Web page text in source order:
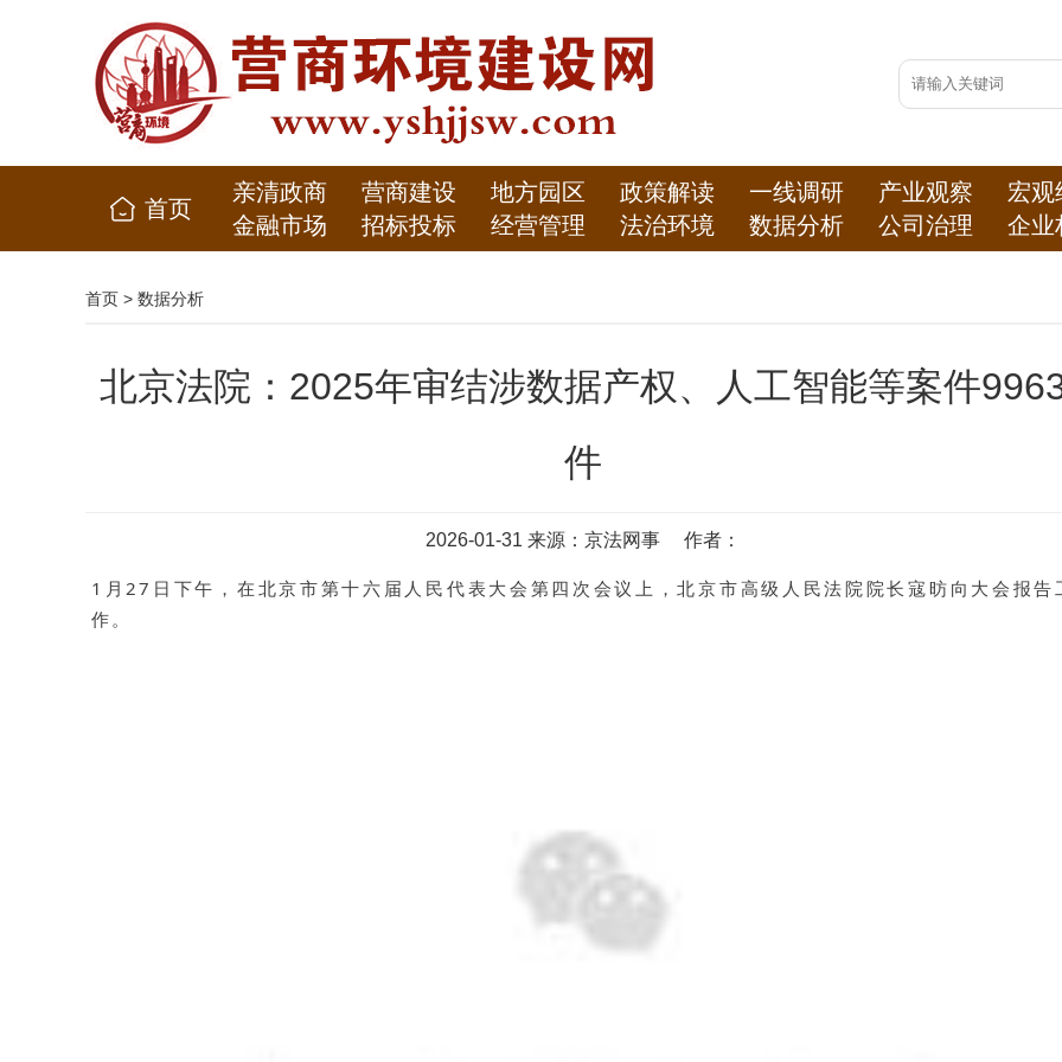
首页
亲清政商 营商建设 地方园区 政策解读 一线调研 产业观察
宏观
金融市场
招标投标 经营管理 法治环境 数据分析 公司治理 企业
首页 > 数据分析
北京法院：2025年审结涉数据产权、人工智能等案件
件
2026-01-31 来源：京法网事 作者：
1月27日下午，在北京市第十六届人民代表大会第四次会议上，北京市高级人民法院院长寇昉向大会报告
作。